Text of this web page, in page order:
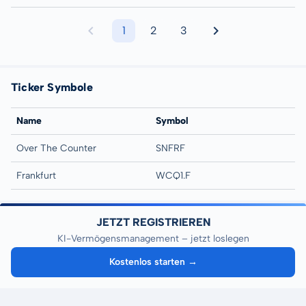
1 2 3
Ticker Symbole
Name Symbol
Over The Counter SNFRF
Frankfurt WCQ1.F
JETZT REGISTRIEREN
KI-Vermögensmanagement – jetzt loslegen
Kostenlos starten →